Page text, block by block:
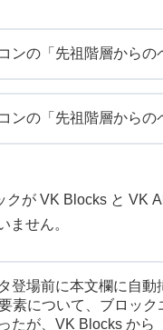
ンの「先祖階層から
クが VK Blocks と VK
ません。
登場前に本文欄に自
素について、ブロッ
たが、VK Blocks か